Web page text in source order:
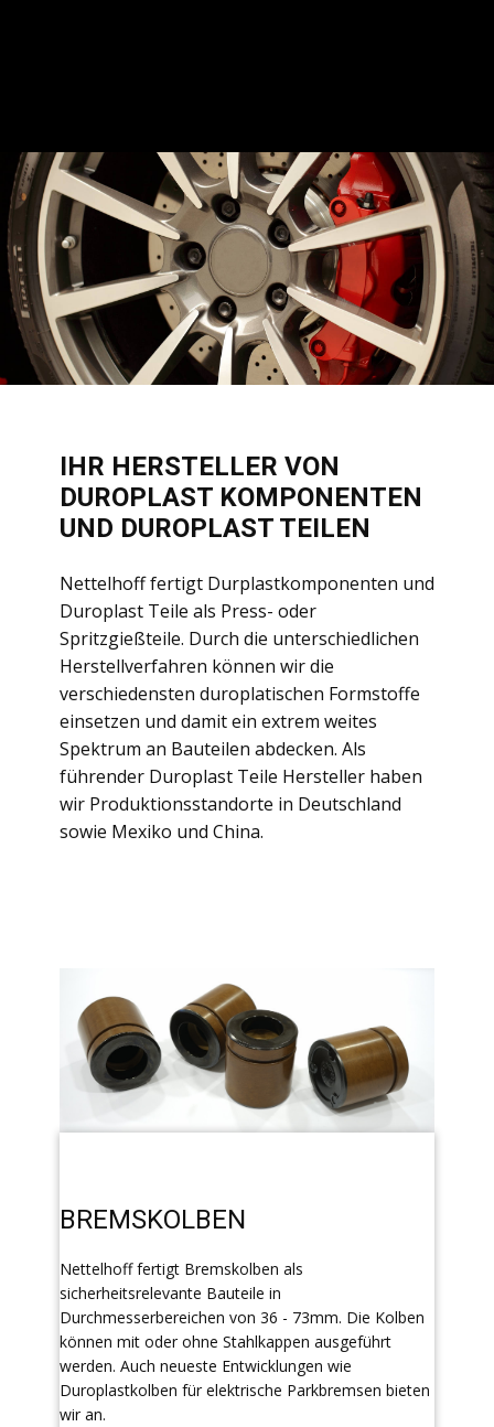
IHR HERSTELLER VON
DUROPLAST KOMPONENTEN
UND DUROPLAST TEILEN
Nettelhoff fertigt Durplastkomponenten und
Duroplast Teile als Press- oder
Spritzgießteile. Durch die unterschiedlichen
Herstellverfahren können wir die
verschiedensten duroplatischen Formstoffe
einsetzen und damit ein extrem weites
Spektrum an Bauteilen abdecken. Als
führender Duroplast Teile Hersteller haben
wir Produktionsstandorte in Deutschland
sowie Mexiko und China.
BREMSKOLBEN
Nettelhoff fertigt Bremskolben als
sicherheitsrelevante Bauteile in
Durchmesserbereichen von 36 - 73mm. Die Kolben
können mit oder ohne Stahlkappen ausgeführt
werden. Auch neueste Entwicklungen wie
Duroplastkolben für elektrische Parkbremsen bieten
wir an.